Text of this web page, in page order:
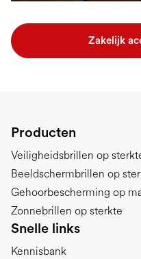
Zakelijk
Producten
Veiligheidsbrillen op
Beeldschermbrillen op
Gehoorbescherming op
Zonnebrillen op sterkte
Snelle links
Kennisbank